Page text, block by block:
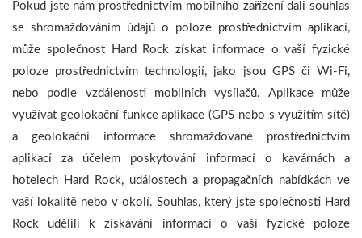
Pokud jste nám prostřednictvím mobilního zařízení dali souhlas
se shromažďováním údajů o poloze prostřednictvím aplikací,
může společnost Hard Rock získat informace o vaší fyzické
poloze prostřednictvím technologií, jako jsou GPS či Wi-Fi,
nebo podle vzdálenosti mobilních vysílačů. Aplikace může
využívat geolokační funkce aplikace (GPS nebo s využitím sítě)
a geolokační informace shromažďované prostřednictvím
aplikací za účelem poskytování informací o kavárnách a
hotelech Hard Rock, událostech a propagačních nabídkách ve
vaší lokalitě nebo v okolí. Souhlas, který jste společnosti Hard
Rock udělili k získávání informací o vaší fyzické poloze